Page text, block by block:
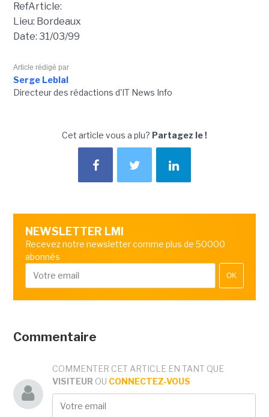
RefArticle:
Lieu: Bordeaux
Date: 31/03/99
Article rédigé par
Serge Leblal
Directeur des rédactions d'IT News Info
Cet article vous a plu? Partagez le !
NEWSLETTER LMI
Recevez notre newsletter comme plus de 50000
abonnés
OK
Commentaire
COMMENTER CET ARTICLE EN TANT QUE
VISITEUR OU CONNECTEZ-VOUS